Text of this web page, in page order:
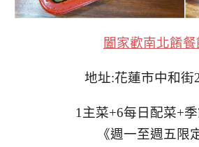
闔家歡南北餚餐
地址:花蓮市中和街
1主菜+6每日配菜+
《週一至週五限